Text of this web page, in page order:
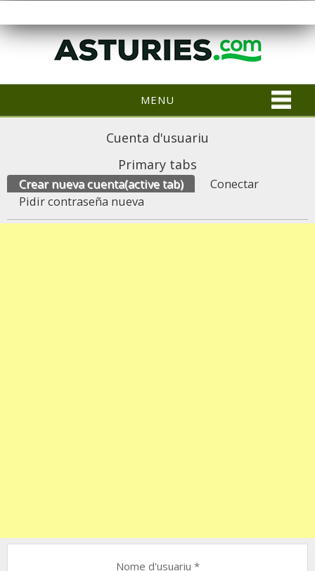
MENU
Cuenta d'usuariu
Primary tabs
Crear nueva cuenta(active tab)
Conectar
Pidir contraseña nueva
Nome d'usuariu *